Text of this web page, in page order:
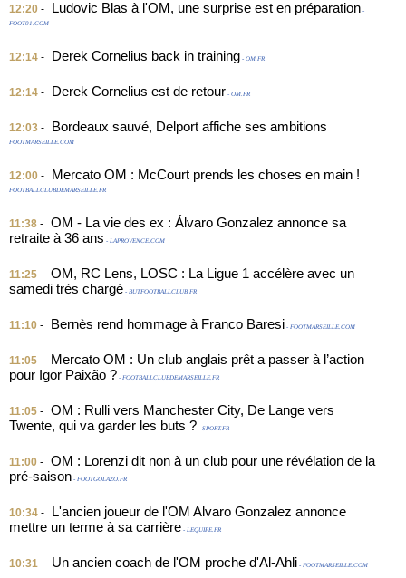
12:20 - Ludovic Blas à l'OM, une surprise est en préparation -
FOOT01.COM
12:14 - Derek Cornelius back in training - OM.FR
12:14 - Derek Cornelius est de retour - OM.FR
12:03 - Bordeaux sauvé, Delport affiche ses ambitions -
FOOTMARSEILLE.COM
12:00 - Mercato OM : McCourt prends les choses en main ! -
FOOTBALLCLUBDEMARSEILLE.FR
11:38 - OM - La vie des ex : Álvaro Gonzalez annonce sa
retraite à 36 ans - LAPROVENCE.COM
11:25 - OM, RC Lens, LOSC : La Ligue 1 accélère avec un
samedi très chargé - BUTFOOTBALLCLUB.FR
11:10 - Bernès rend hommage à Franco Baresi - FOOTMARSEILLE.COM
11:05 -
Mercato OM : Un club anglais prêt a passer à l’action
pour Igor Paixão ? - FOOTBALLCLUBDEMARSEILLE.FR
11:05 - OM : Rulli vers Manchester City, De Lange vers
Twente, qui va garder les buts ? - SPORT.FR
11:00 - OM : Lorenzi dit non à un club pour une révélation de la
pré-saison - FOOTGOLAZO.FR
10:34 -
L'ancien joueur de l'OM Alvaro Gonzalez annonce
mettre un terme à sa carrière - LEQUIPE.FR
10:31 - Un ancien coach de l'OM proche d'Al-Ahli - FOOTMARSEILLE.COM